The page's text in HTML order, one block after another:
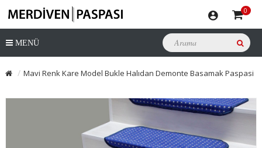
0
MENÜ
Mavi Renk Kare Model Bukle Halıdan Demonte Basamak Paspasi